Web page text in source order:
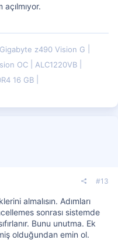
Gigabyte z490 Vision G
OC
ALC1220VB
16 GB
#13
almalısın. Adımları
sonrası sistemde
Bunu unutma. Ek
olduğundan emin ol.